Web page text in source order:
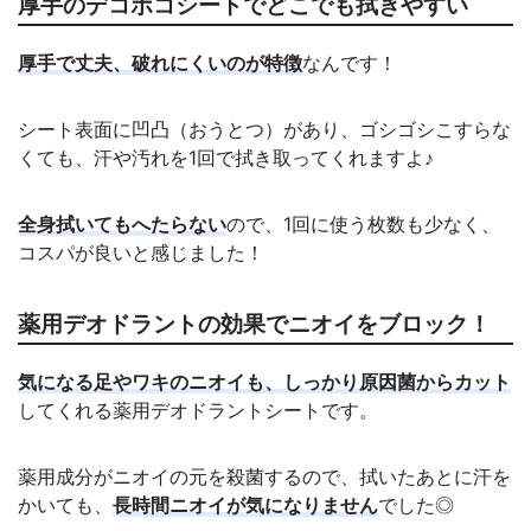
厚手で丈夫、破れにくいのが特徴なんです！
シート表面に凹凸（おうとつ）があり、ゴシゴシこすらな
くても、汗や汚れを1回で拭き取ってくれますよ♪
全身拭いてもへたらないので、1回に使う枚数も少なく、
コスパが良いと感じました！
薬用デオドラントの効果でニオイをブロック！
気になる足やワキのニオイも、しっかり原因菌からカット
してくれる薬用デオドラントシートです。
薬用成分がニオイの元を殺菌するので、拭いたあとに汗を
かいても、 長時間ニオイが気になりませんでした◎